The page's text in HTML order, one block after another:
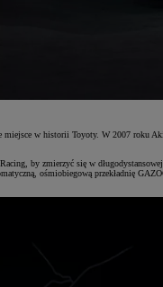
w historii Toyoty. W 2007
by zmierzyć się w
ośmiobiegową przekładnię